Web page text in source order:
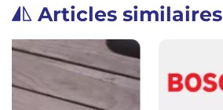
Articles similaires